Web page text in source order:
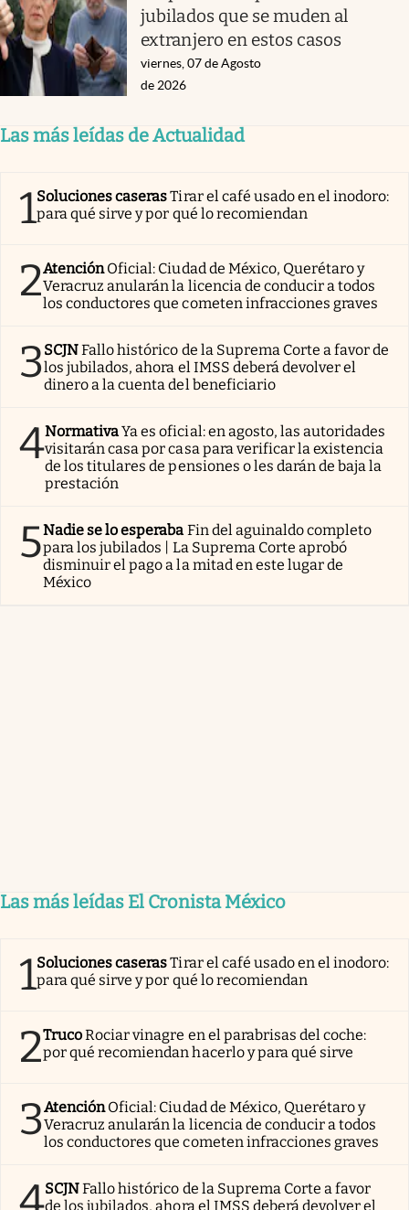
jubilados que se muden al
extranjero en estos casos
viernes, 07 de Agosto
de 2026
Las más leídas de Actualidad
1Soluciones caserasTirar el café usado en el inodoro:
para qué sirve y por qué lo recomiendan
2AtenciónOficial: Ciudad de México, Querétaro y
Veracruz anularán la licencia de conducir a todos
los conductores que cometen infracciones graves
3SCJNFallo histórico de la Suprema Corte a favor de
los jubilados, ahora el IMSS deberá devolver el
dinero a la cuenta del beneficiario
4NormativaYa es oficial: en agosto, las autoridades
visitarán casa por casa para verificar la existencia
de los titulares de pensiones o les darán de baja la
prestación
5Nadie se lo esperaba Fin del aguinaldo completo
para los jubilados | La Suprema Corte aprobó
disminuir el pago a la mitad en este lugar de
México
Las más leídas El Cronista México
1Soluciones caserasTirar el café usado en el inodoro:
para qué sirve y por qué lo recomiendan
2TrucoRociar vinagre en el parabrisas del coche:
por qué recomiendan hacerlo y para qué sirve
3AtenciónOficial: Ciudad de México, Querétaro y
Veracruz anularán la licencia de conducir a todos
los conductores que cometen infracciones graves
SCJNFallo histórico de la Suprema Corte a favor
de los jubilados, ahora el IMSS deberá devolver el